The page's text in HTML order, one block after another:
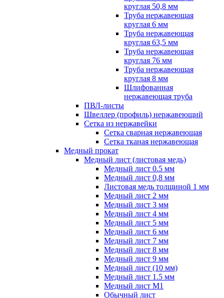
круглая 50,8 мм
Труба нержавеющая
круглая 6 мм
Труба нержавеющая
круглая 63,5 мм
Труба нержавеющая
круглая 76 мм
Труба нержавеющая
круглая 8 мм
Шлифованная
нержавеющая труба
ПВЛ-листы
Швеллер (профиль) нержавеющий
Сетка из нержавейки
Сетка сварная нержавеющая
Сетка тканая нержавеющая
Медный прокат
Медный лист (листовая медь)
Медный лист 0.5 мм
Медный лист 0,8 мм
Листовая медь толщиной 1 мм
Медный лист 2 мм
Медный лист 3 мм
Медный лист 4 мм
Медный лист 5 мм
Медный лист 6 мм
Медный лист 7 мм
Медный лист 8 мм
Медный лист 9 мм
Медный лист (10 мм)
Медный лист 1.5 мм
Медный лист М1
Обычный лист